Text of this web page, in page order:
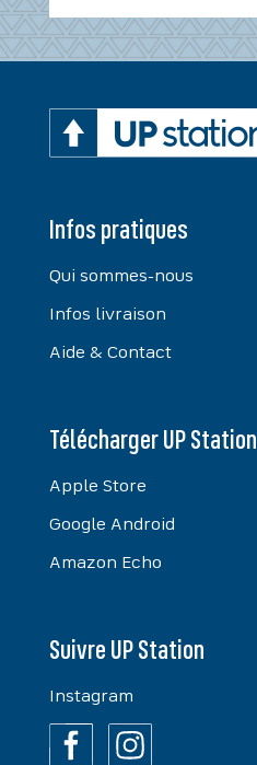
Infos pratiques
Qui sommes-nous
Infos livraison
Aide & Contact
Télécharger UP Station
Apple Store
Google Android
Amazon Echo
Suivre UP Station
Instagram